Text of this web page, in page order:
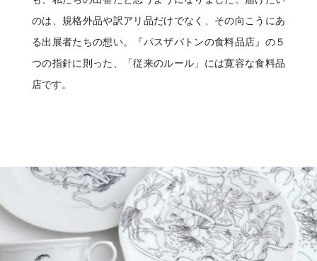
のは、規格外品や訳アリ品だけでなく、その向こうにあ
る出展者たちの想い。『パスザバトンの食料品店』の５
つの指針に則った、「従来のルール」には寛容な食料品
店です。